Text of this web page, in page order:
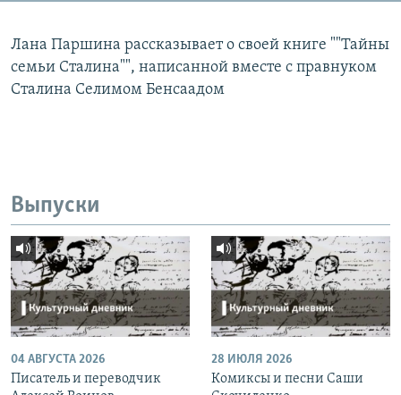
Лана Паршина рассказывает о своей книге ""Тайны
семьи Сталина"", написанной вместе с правнуком
Сталина Селимом Бенсаадом
Выпуски
04 АВГУСТА 2026
Писатель и переводчик
28 ИЮЛЯ 2026
Комиксы и песни Саши